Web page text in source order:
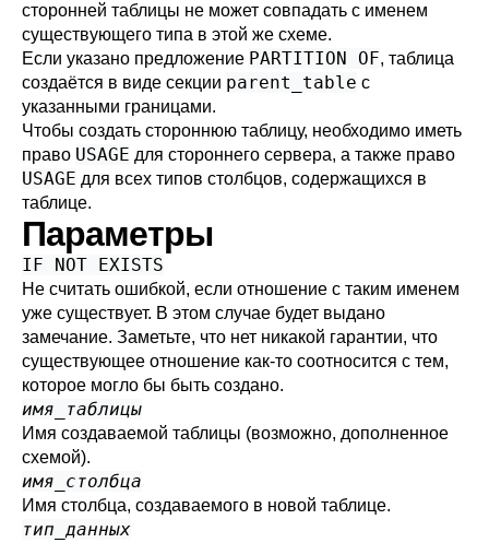
сторонней таблицы не может совпадать с именем
существующего типа в этой же схеме.
Если указано предложение PARTITION OF, таблица
создаётся в виде секции parent_table с
указанными границами.
Чтобы создать стороннюю таблицу, необходимо иметь
право USAGE для стороннего сервера, а также право
USAGE для всех типов столбцов, содержащихся в
таблице.
Параметры
IF NOT EXISTS
Не считать ошибкой, если отношение с таким именем
уже существует. В этом случае будет выдано
замечание. Заметьте, что нет никакой гарантии, что
существующее отношение как-то соотносится с тем,
которое могло бы быть создано.
имя_таблицы
Имя создаваемой таблицы (возможно, дополненное
схемой).
имя_столбца
Имя столбца, создаваемого в новой таблице.
тип_данных